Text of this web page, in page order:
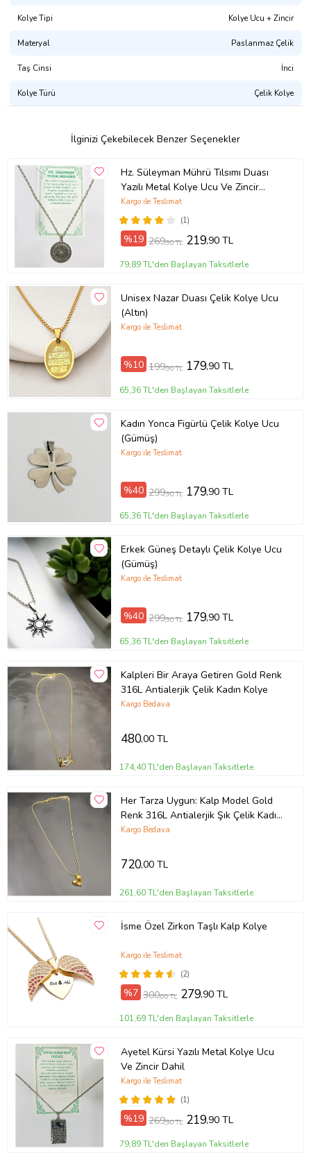
Kolye Tipi Kolye Ucu + Zincir
Materyal Paslanmaz Çelik
Taş Cinsi İnci
Kolye Türü Çelik Kolye
İlginizi Çekebilecek Benzer Seçenekler
Hz. Süleyman Mührü Tılsımı Duası
Yazılı Metal Kolye Ucu Ve Zincir
Dahil
(1)
Kargo ile Teslimat
%19 269,90 TL 219,90 TL
79,89 TL'den Başlayan Taksitlerle
Unisex Nazar Duası Çelik Kolye Ucu
(Altın)
Kargo ile Teslimat
%10 199,90 TL 179,90 TL
65,36 TL'den Başlayan Taksitlerle
Kadın Yonca Figürlü Çelik Kolye Ucu
(Gümüş)
Kargo ile Teslimat
%40 299,90 TL 179,90 TL
65,36 TL'den Başlayan Taksitlerle
Erkek Güneş Detaylı Çelik Kolye Ucu
(Gümüş)
Kargo ile Teslimat
%40 299,90 TL 179,90 TL
65,36 TL'den Başlayan Taksitlerle
Kalpleri Bir Araya Getiren Gold Renk
316L Antialerjik Çelik Kadın Kolye
Kargo Bedava
480,00 TL
174,40 TL'den Başlayan Taksitlerle
Her Tarza Uygun: Kalp Model Gold
Renk 316L Antialerjik Şık Çelik Kadın
Kolye
Kargo Bedava
720,00 TL
261,60 TL'den Başlayan Taksitlerle
İsme Özel Zirkon Taşlı Kalp Kolye
(2)
Kargo ile Teslimat
%7 300,00 TL 279,90 TL
101,69 TL'den Başlayan Taksitlerle
Ayetel Kürsi Yazılı Metal Kolye Ucu
Ve Zincir Dahil
(1)
Kargo ile Teslimat
%19 269,90 TL 219,90 TL
79,89 TL'den Başlayan Taksitlerle